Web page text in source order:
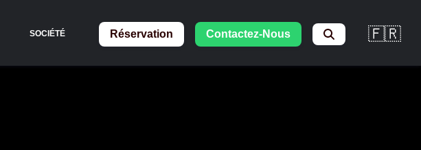
SOCIÉTÉ Réservation Contactez-Nous 🇫🇷